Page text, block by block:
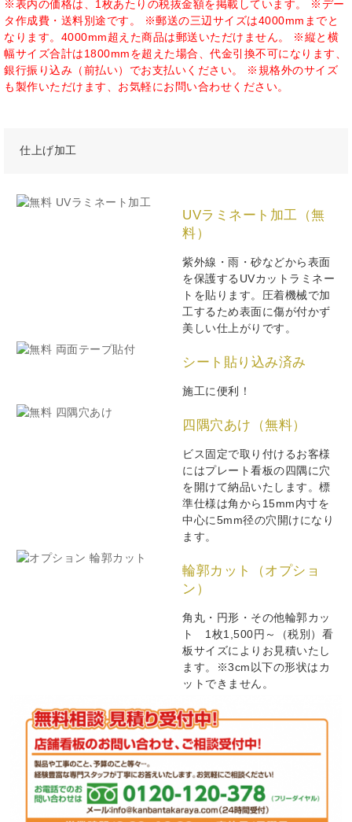
※表内の価格は、1枚あたりの税抜金額を掲載しています。 ※デー
タ作成費・送料別途です。 ※郵送の三辺サイズは4000mmまでと
なります。4000mm超えた商品は郵送いただけません。 ※縦と横
幅サイズ合計は1800mmを超えた場合、代金引換不可になります、
銀行振り込み（前払い）でお支払いください。 ※規格外のサイズ
も製作いただけます、お気軽にお問い合わせください。
仕上げ加工
UVラミネート加工（無
料）
紫外線・雨・砂などから表面
を保護するUVカットラミネー
トを貼ります。圧着機械で加
工するため表面に傷が付かず
美しい仕上がりです。
シート貼り込み済み
施工に便利！
四隅穴あけ（無料）
ビス固定で取り付けるお客様
にはプレート看板の四隅に穴
を開けて納品いたします。標
準仕様は角から15mm内寸を
中心に5mm径の穴開けになり
ます。
輪郭カット（オプショ
ン）
角丸・円形・その他輪郭カッ
ト 1枚1,500円～（税別）看
板サイズによりお見積いたし
ます。※3cm以下の形状はカ
ットできません。